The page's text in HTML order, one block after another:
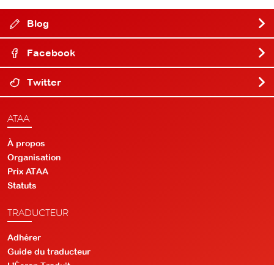
Blog
Facebook
Twitter
ATAA
À propos
Organisation
Prix ATAA
Statuts
TRADUCTEUR
Adhérer
Guide du traducteur